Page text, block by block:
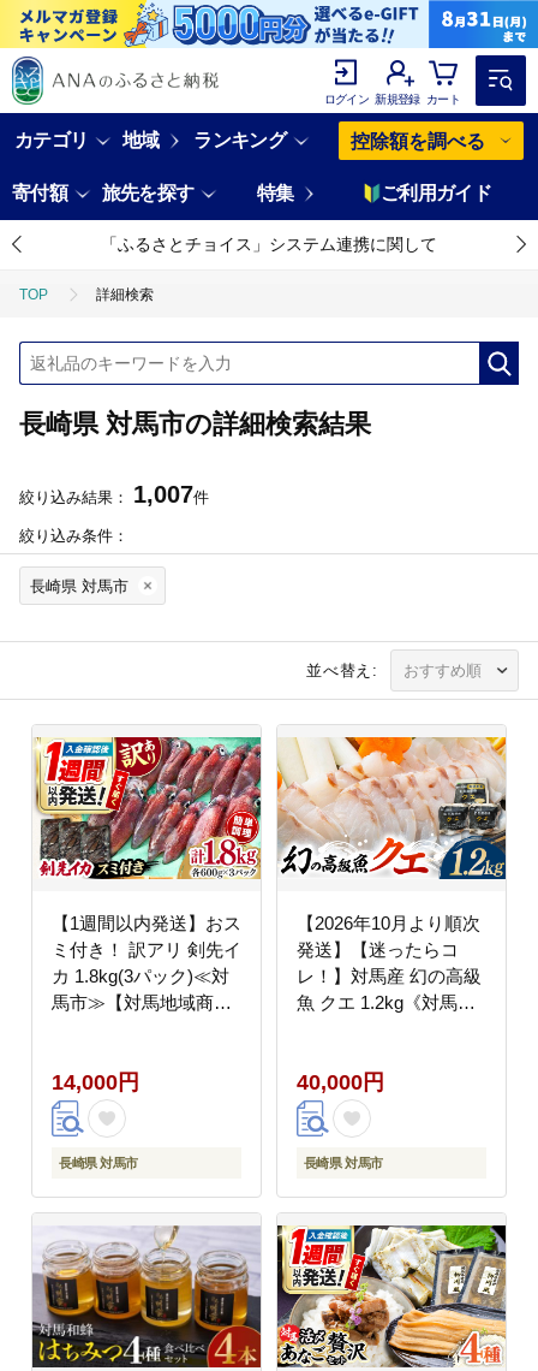
ログイン 新規登録 カート
カテゴリ 地域 ランキング 控除額を調べる
寄付額 旅先を探す 特集 ご利用ガイド
「ふるさとチョイス」システム連携に関して
TOP 詳細検索
長崎県 対馬市の詳細検索結果
絞り込み結果： 1,007件
絞り込み条件：
長崎県 対馬市
並べ替え:
【1週間以内発送】おス
ミ付き！ 訳アリ 剣先イ
カ 1.8kg(3パック)≪対
馬市≫【対馬地域商
小分け イカスミパスタ
[WAC051] スピード発
送 最速発送 最短発送
14,000円
長崎県 対馬市
【2026年10月より順次
発送】【迷ったらコ
レ！】対馬産 幻の高級
魚 クエ 1.2kg《対馬
ゃぶしゃぶ [WAA014]
40,000円
長崎県 対馬市